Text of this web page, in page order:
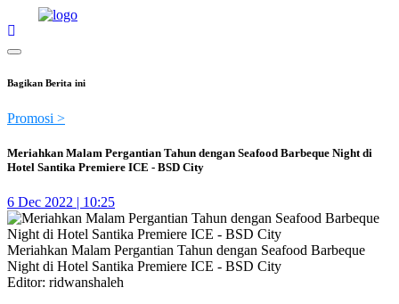
Loading...
Bagikan Berita ini
Promosi >
Meriahkan Malam Pergantian Tahun dengan Seafood Barbeque Night di
Hotel Santika Premiere ICE - BSD City
6 Dec 2022 | 10:25
Meriahkan Malam Pergantian Tahun dengan Seafood Barbeque
Night di Hotel Santika Premiere ICE - BSD City
Editor: ridwanshaleh